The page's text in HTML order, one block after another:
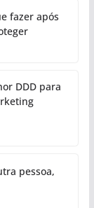
fazer após
DDD para
pessoa,